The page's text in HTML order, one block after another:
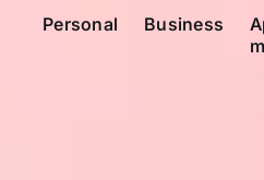
Personal Business